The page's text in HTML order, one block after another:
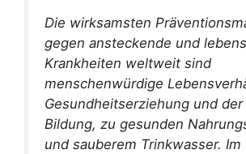
Die wirksamsten
gegen ansteckende und
Krankheiten weltweit sind
menschenwürdige
Gesundheitserziehung und
Bildung, zu gesunden
und sauberem Trinkwasser. Im